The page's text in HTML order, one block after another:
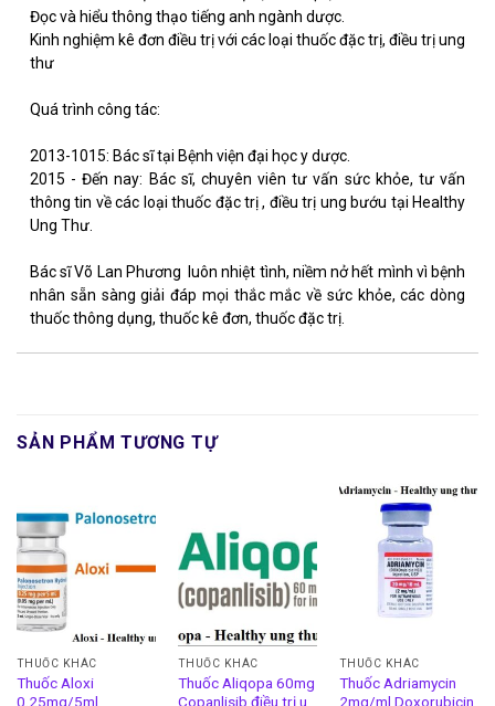
Đọc và hiểu thông thạo tiếng anh ngành dược.
Kinh nghiệm kê đơn điều trị với các loại thuốc đặc trị, điều trị ung
thư
Quá trình công tác:
2013-1015: Bác sĩ tại Bệnh viện đại học y dược.
2015 - Đến nay: Bác sĩ, chuyên viên tư vấn sức khỏe, tư vấn
thông tin về các loại thuốc đặc trị , điều trị ung bướu tại Healthy
Ung Thư.
Bác sĩ Võ Lan Phương luôn nhiệt tình, niềm nở hết mình vì bệnh
nhân sẵn sàng giải đáp mọi thắc mắc về sức khỏe, các dòng
thuốc thông dụng, thuốc kê đơn, thuốc đặc trị.
SẢN PHẨM TƯƠNG TỰ
THUỐC KHÁC
Thuốc Aloxi
0,25mg/5ml
THUỐC KHÁC
Thuốc Aliqopa 60mg
Copanlisib điều trị u
THUỐC KHÁC
Thuốc Adriamycin
2mg/ml Doxorubicin